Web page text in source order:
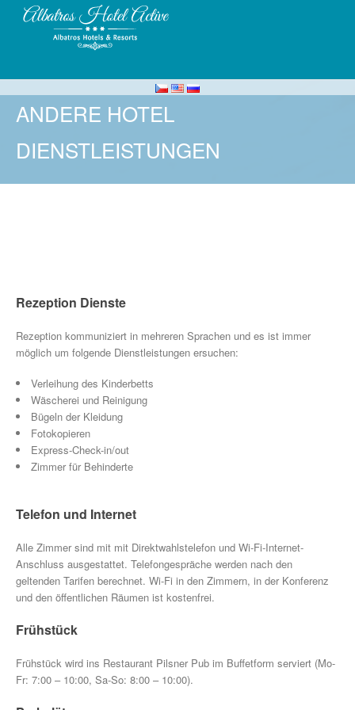
ANDERE HOTEL
DIENSTLEISTUNGEN
Rezeption Dienste
Rezeption kommuniziert in mehreren Sprachen und es ist immer
möglich um folgende Dienstleistungen ersuchen:
Verleihung des Kinderbetts
Wäscherei und Reinigung
Bügeln der Kleidung
Fotokopieren
Express-Check-in/out
Zimmer für Behinderte
Telefon und Internet
Alle Zimmer sind mit mit Direktwahlstelefon und Wi-Fi-Internet-
Anschluss ausgestattet. Telefongespräche werden nach den
geltenden Tarifen berechnet. Wi-Fi in den Zimmern, in der Konferenz
und den öffentlichen Räumen ist kostenfrei.
Frühstück
Frühstück wird ins Restaurant Pilsner Pub im Buffetform serviert (Mo-
Fr: 7:00 – 10:00, Sa-So: 8:00 – 10:00).